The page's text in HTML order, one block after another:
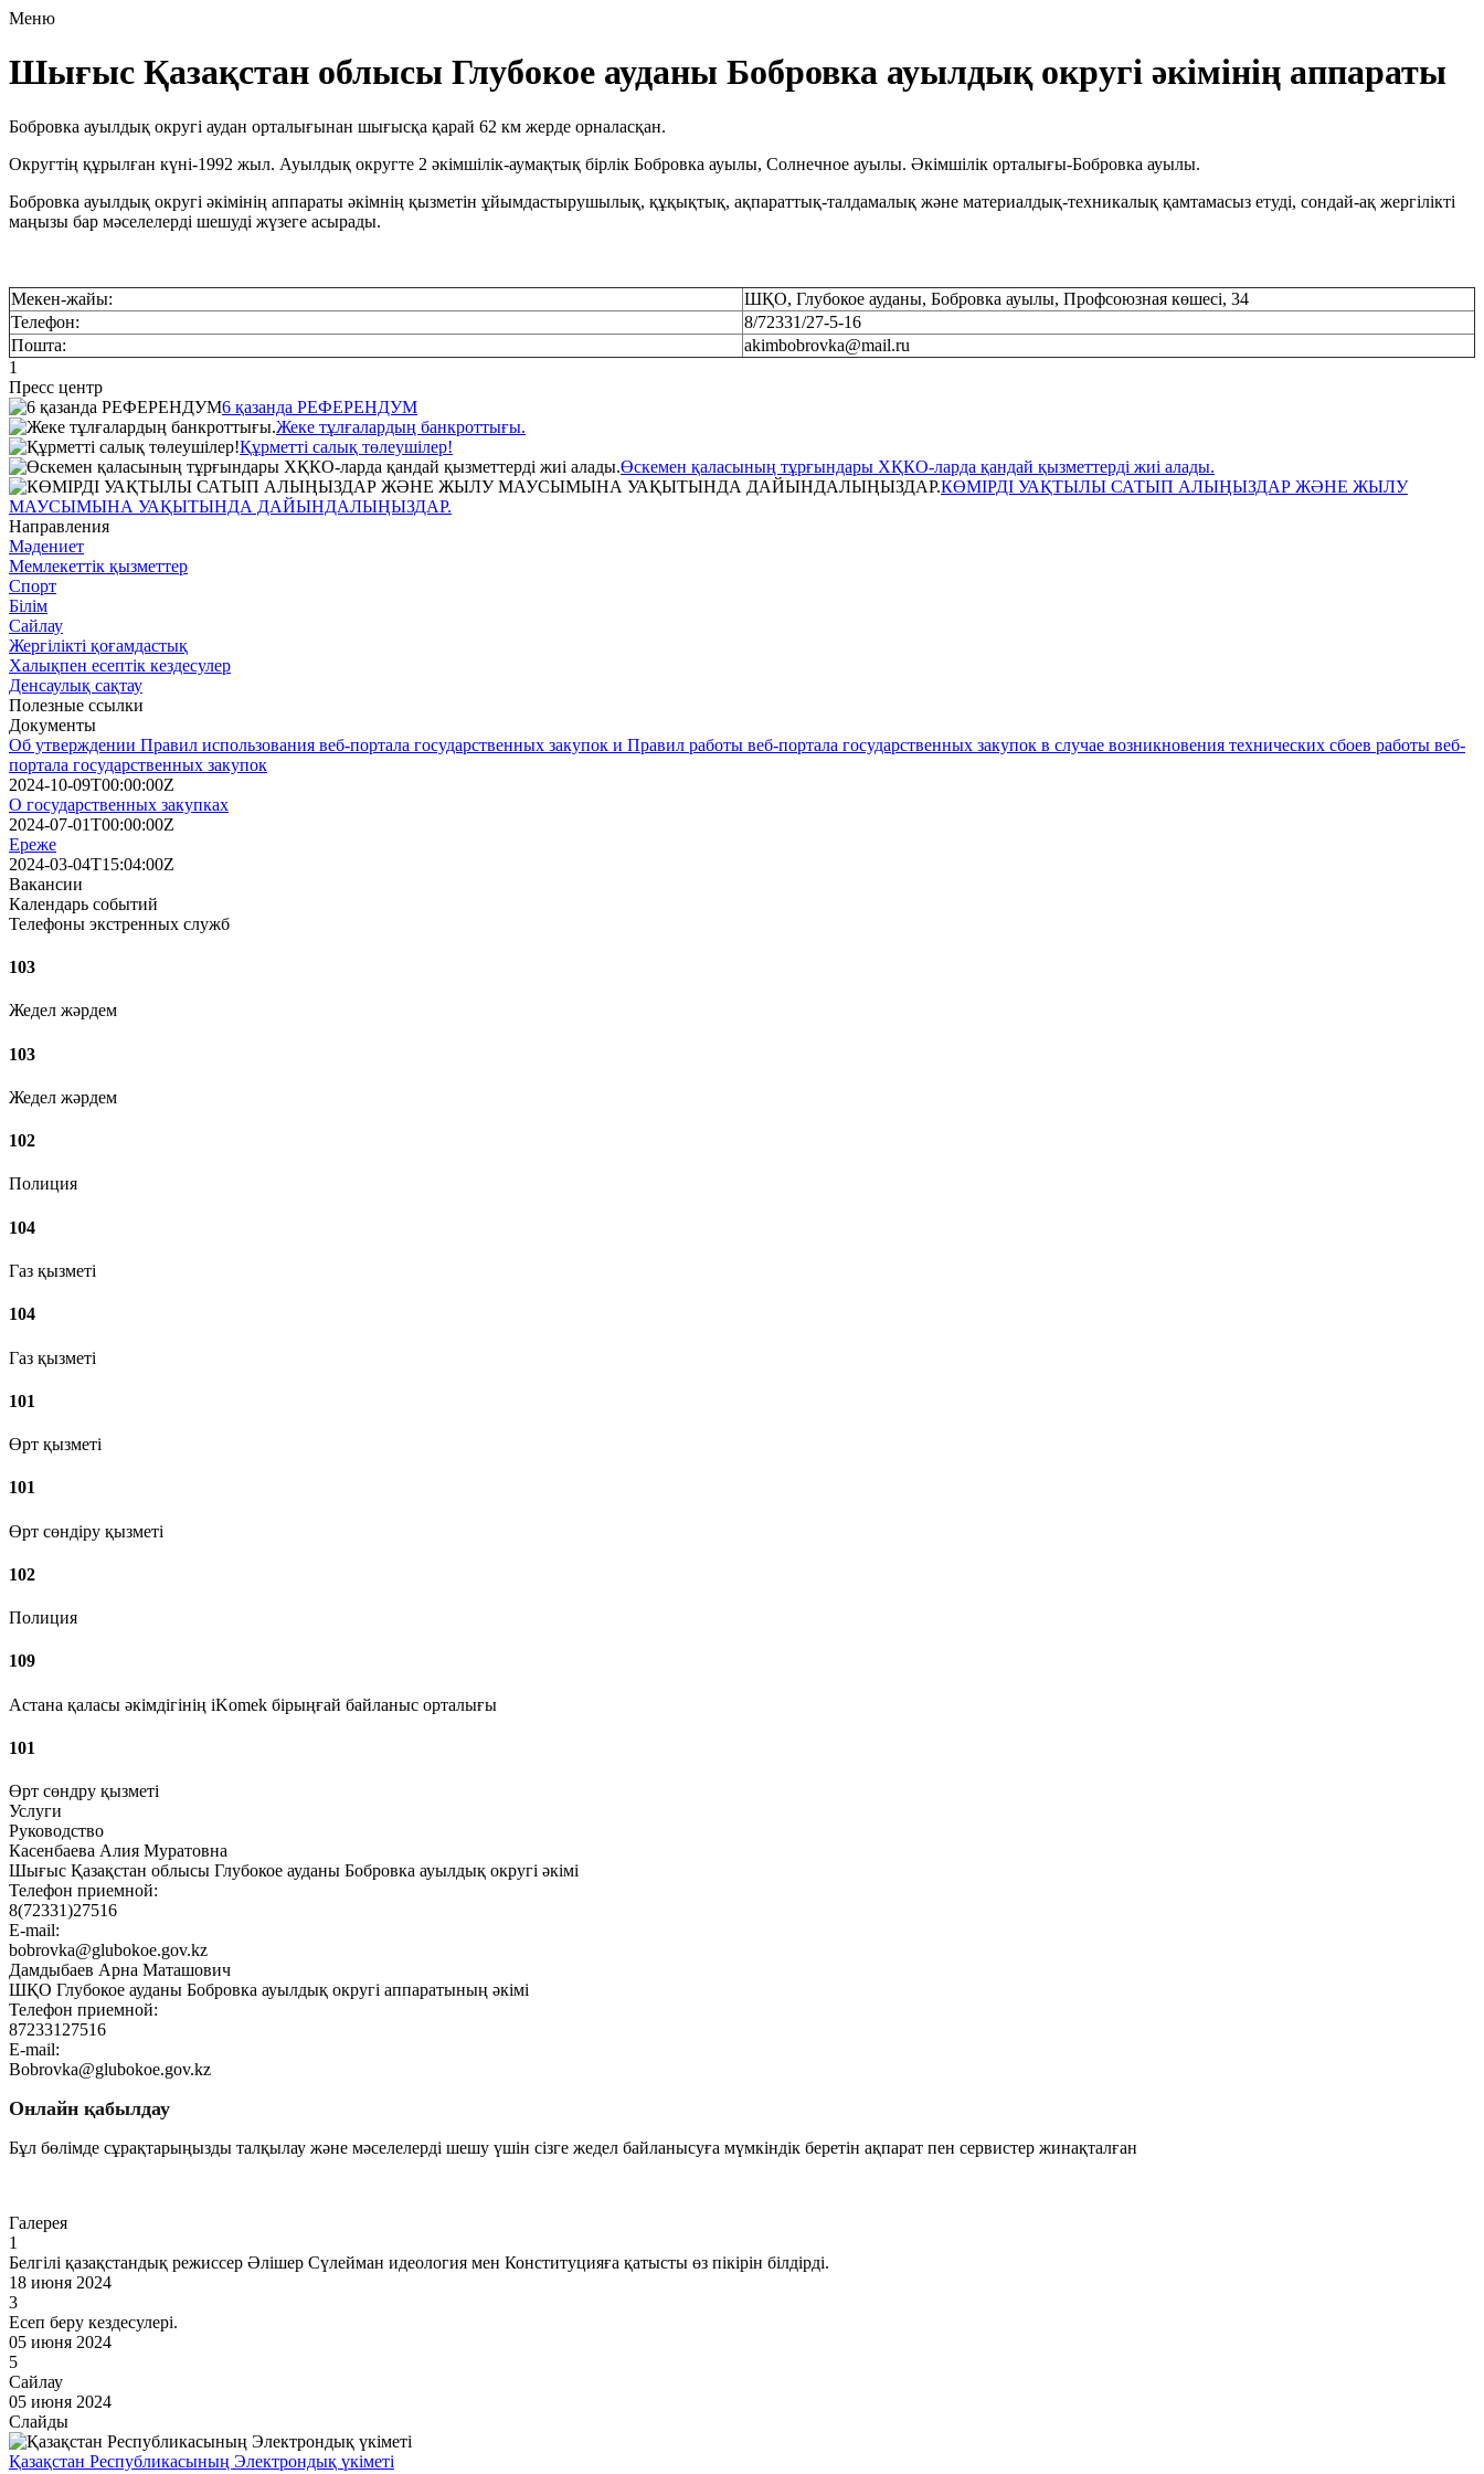
Меню
Шығыс Қазақстан облысы Глубокое ауданы Бобровка ауылдық округі әкімінің аппараты
Бобровка ауылдық округі аудан орталығынан шығысқа қарай 62 км жерде орналасқан.
Округтің құрылған күні-1992 жыл. Ауылдық округте 2 әкімшілік-аумақтық бірлік Бобровка ауылы, Солнечное ауылы. Әкімшілік орталығы-Бобровка ауылы.
Бобровка ауылдық округі әкімінің аппараты әкімнің қызметін ұйымдастырушылық, құқықтық, ақпараттық-талдамалық және материалдық-техникалық қамтамасыз етуді, сондай-ақ жергілікті
маңызы бар мәселелерді шешуді жүзеге асырады.
Мекен-жайы:
ШҚО, Глубокое ауданы, Бобровка ауылы, Профсоюзная көшесі, 34
Телефон:
8/72331/27-5-16
Пошта:
akimbobrovka@mail.ru
1
Пресс центр
6 қазанда РЕФЕРЕНДУМ
Жеке тұлғалардың банкроттығы.
Құрметті салық төлеушілер!
Өскемен қаласының тұрғындары ХҚКО-ларда қандай қызметтерді жиі алады.
КӨМІРДІ УАҚТЫЛЫ САТЫП АЛЫҢЫЗДАР ЖӘНЕ ЖЫЛУ
МАУСЫМЫНА УАҚЫТЫНДА ДАЙЫНДАЛЫҢЫЗДАР.
Направления
Мәдениет
Мемлекеттік қызметтер
Спорт
Білім
Сайлау
Жергілікті қоғамдастық
Халықпен есептік кездесулер
Денсаулық сақтау
Полезные ссылки
Документы
Об утверждении Правил использования веб-портала государственных закупок и Правил работы веб-портала государственных закупок в случае возникновения технических сбоев работы веб-
портала государственных закупок
2024-10-09T00:00:00Z
О государственных закупках
2024-07-01T00:00:00Z
Ереже
2024-03-04T15:04:00Z
Вакансии
Календарь событий
Телефоны экстренных служб
103
Жедел жәрдем
103
Жедел жәрдем
102
Полиция
104
Газ қызметі
104
Газ қызметі
101
Өрт қызметі
101
Өрт сөндіру қызметі
102
Полиция
109
Астана қаласы әкімдігінің iKomek бірыңғай байланыс орталығы
101
Өрт сөндру қызметі
Услуги
Руководство
Касенбаева Алия Муратовна
Шығыс Қазақстан облысы Глубокое ауданы Бобровка ауылдық округі әкімі
Телефон приемной:
8(72331)27516
E-mail:
bobrovka@glubokoe.gov.kz
Дамдыбаев Арна Маташович
ШҚО Глубокое ауданы Бобровка ауылдық округі аппаратының әкімі
Телефон приемной:
87233127516
E-mail:
Bobrovka@glubokoe.gov.kz
Онлайн қабылдау
Бұл бөлімде сұрақтарыңызды талқылау және мәселелерді шешу үшін сізге жедел байланысуға мүмкіндік беретін ақпарат пен сервистер жинақталған
Галерея
1
Белгілі қазақстандық режиссер Әлішер Сүлейман идеология мен Конституцияға қатысты өз пікірін білдірді.
18 июня 2024
3
Есеп беру кездесулері.
05 июня 2024
5
Сайлау
05 июня 2024
Слайды
Қазақстан Республикасының Электрондық үкіметі